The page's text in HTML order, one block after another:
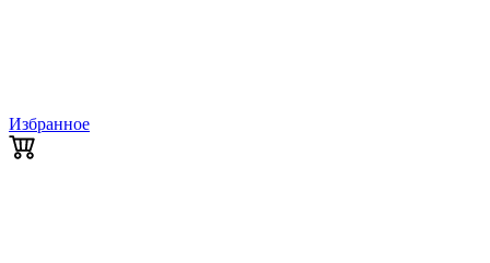
Избранное